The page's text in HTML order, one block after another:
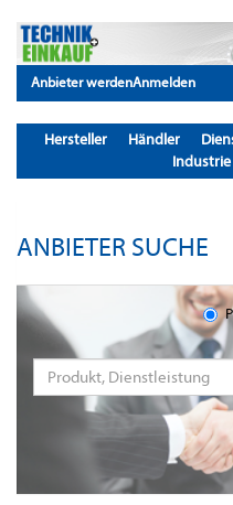
Anbieter werdenAnmelden
Hersteller Händler
ANBIETER SUCHE